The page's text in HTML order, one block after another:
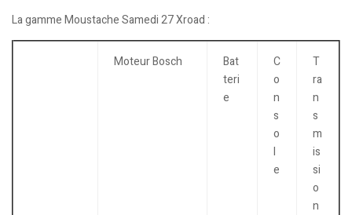
La gamme Moustache Samedi 27 Xroad :
Moteur Bosch
Bat
teri
e
C
o
n
s
o
l
e
T
ra
n
s
m
is
si
o
n